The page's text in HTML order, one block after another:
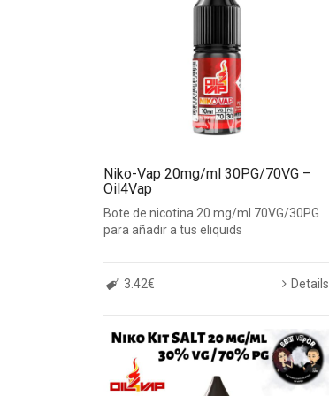
Niko-Vap 20mg/ml 30PG/70VG –
Oil4Vap
Bote de nicotina 20 mg/ml 70VG/30PG
para añadir a tus eliquids
3.42€ Details